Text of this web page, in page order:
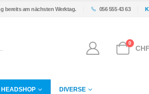
bereits am nächsten Werktag. 056 555 43 63
0
CHF
HEADSHOP DIVERSE